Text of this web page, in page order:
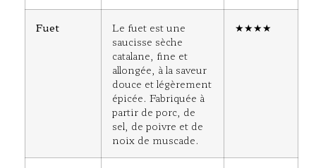
Fuet
Le fuet est une
saucisse sèche
catalane, fine et
allongée, à la saveur
douce et légèrement
épicée. Fabriquée à
partir de porc, de
sel, de poivre et de
noix de muscade.
★★★★